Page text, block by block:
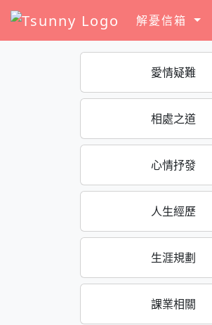
解憂信箱
愛情疑難
相處之道
心情抒發
人生經歷
生涯規劃
課業相關